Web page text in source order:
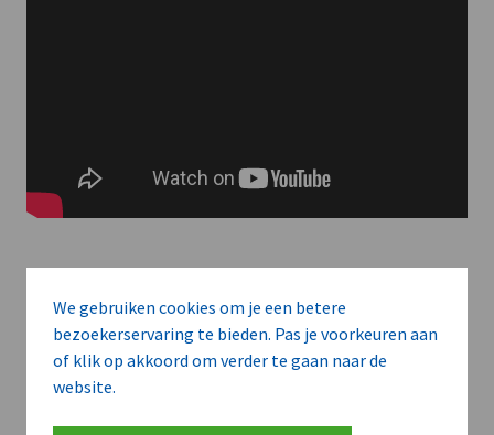
We gebruiken cookies om je een betere
bezoekerservaring te bieden. Pas je voorkeuren aan
of klik op akkoord om verder te gaan naar de
website.
Meer context. Dieper begrip.
Artikels zoals deze brengen het nieuws.